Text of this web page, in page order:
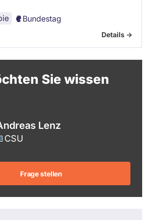
Bundestag
Details ->
Sie wissen
Lenz
CSU
Frage stellen